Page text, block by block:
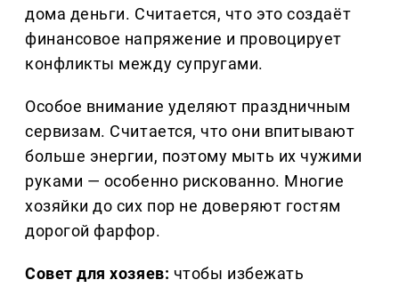
дома деньги. Считается, что это создаёт
финансовое напряжение и провоцирует
конфликты между супругами.
Особое внимание уделяют праздничным
сервизам. Считается, что они впитывают
больше энергии, поэтому мыть их чужими
руками — особенно рискованно. Многие
хозяйки до сих пор не доверяют гостям
дорогой фарфор.
Совет для хозяев: чтобы избежать